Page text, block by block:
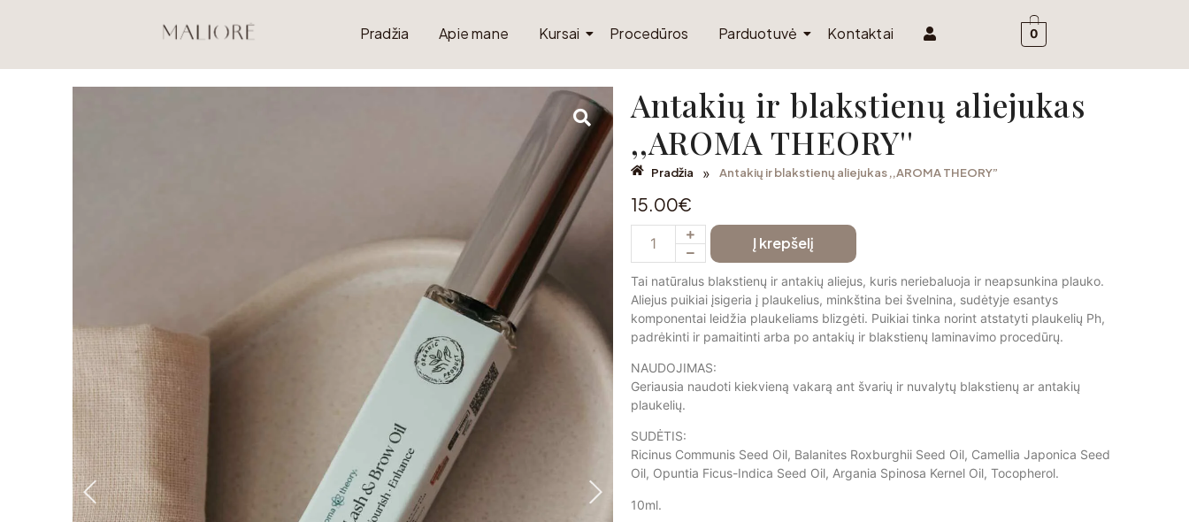
Pradžia Apie mane Kursai Procedūros Parduotuvė Kontaktai 0
Antakių ir blakstienų aliejukas
,,AROMA THEORY''
Pradžia » Antakių ir blakstienų aliejukas ,,AROMA THEORY”
15.00€
Į krepšelį
Tai natūralus blakstienų ir antakių aliejus, kuris neriebaluoja ir neapsunkina plauko.
Aliejus puikiai įsigeria į plaukelius, minkština bei švelnina, sudėtyje esantys
komponentai leidžia plaukeliams blizgėti. Puikiai tinka norint atstatyti plaukelių Ph,
padrėkinti ir pamaitinti arba po antakių ir blakstienų laminavimo procedūrų.
NAUDOJIMAS:
Geriausia naudoti kiekvieną vakarą ant švarių ir nuvalytų blakstienų ar antakių
plaukelių.
SUDĖTIS:
Ricinus Communis Seed Oil, Balanites Roxburghii Seed Oil, Camellia Japonica Seed
Oil, Opuntia Ficus-Indica Seed Oil, Argania Spinosa Kernel Oil, Tocopherol.
10ml.